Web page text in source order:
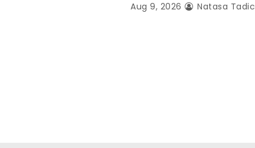
Aug 9, 2026 Natasa Tadic